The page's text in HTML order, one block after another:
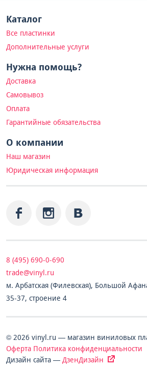
Каталог
Все пластинки
Дополнительные услуги
Нужна помощь?
Доставка
Самовывоз
Оплата
Гарантийные обязательства
О компании
Наш магазин
Юридическая информация
8 (495) 690-0-690
trade@vinyl.ru
м. Арбатская (Филевская), Большой
35-37, строение 4
© 2026 vinyl.ru — магазин виниловых
Оферта Политика конфиденциальности
Дизайн сайта — ДзенДизайн